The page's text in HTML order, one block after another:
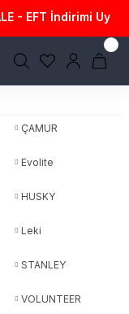
- EFT İndirimi
ÇAMUR
Evolite
HUSKY
Leki
STANLEY
VOLUNTEER